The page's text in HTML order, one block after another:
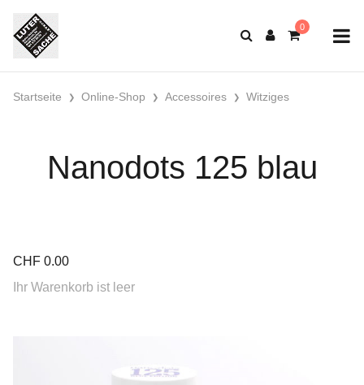
Startseite Online-Shop Accessoires Witziges
Nanodots 125 blau
CHF 0.00
Ihr Warenkorb ist leer